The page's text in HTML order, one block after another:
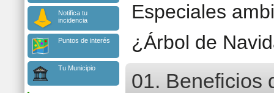
Notifica tu
incidencia
Puntos de interés
Tu Municipio
Especiales
¿Árbol de
01. Beneficios